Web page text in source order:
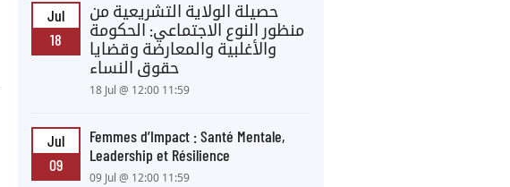
Jul
18
حصيلة الولاية التشريعية من
منظور النوع الاجتماعي: الحكومة
والأغلبية والمعارضة وقضايا
حقوق النساء
18 Jul @ 12:00 11:59
Jul
09
Femmes d’Impact : Santé Mentale,
Leadership et Résilience
09 Jul @ 12:00 11:59